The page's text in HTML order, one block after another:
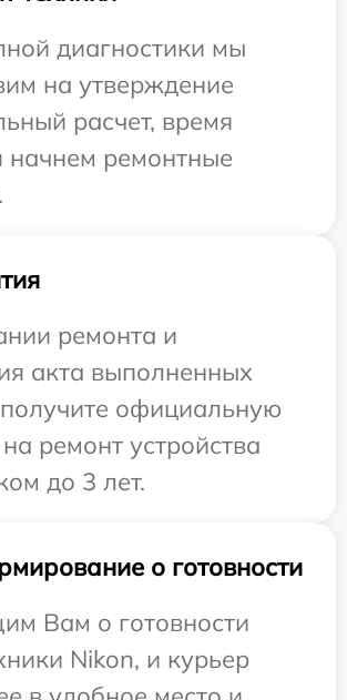
диагностики мы
на утверждение
расчет, время
начнем ремонтные
ремонта и
акта выполненных
официальную
ремонт устройства
до 3 лет.
о готовности
Вам о готовности
Nikon, и курьер